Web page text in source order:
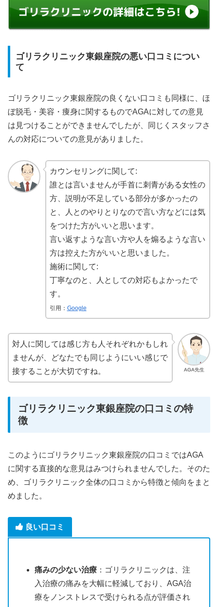
ゴリラクリニック東銀座院の悪い口コミについ
て
ゴリラクリニック東銀座院の良くない口コミも同様に、ほ
ぼ脱毛・美容・痩身に関するものでAGAに対しての意見
は見つけることができませんでしたが、同じくスタッフさ
んの対応についての意見がありました。
カウンセリングに関して:
誰とは言いませんが手首に刺青がある女性の
方、説明が不足している部分が多かったの
と、人とのやりとりなので言い方などには気
をつけた方がいいと思います。
言い返すような言い方や人を煽るような言い
方は控えた方がいいと思いました。
施術に関して:
丁寧なのと、人としての対応もよかったで
す。
引用： Google
AGA先生
対人に関しては感じ方も人それぞれかもしれ
ませんが、どなたでも同じようにいい感じで
接することが大切ですね。
ゴリラクリニック東銀座院の口コミの特
徴
このようにゴリラクリニック東銀座院の口コミではAGA
に関する直接的な意見はみつけられませんでした。そのた
め、ゴリラクリニック全体の口コミから特徴と傾向をまと
めました。
良い口コミ
痛みの少ない治療 ：ゴリラクリニックは、注
入治療の痛みを大幅に軽減しており、AGA治
療をノンストレスで受けられる点が評価され